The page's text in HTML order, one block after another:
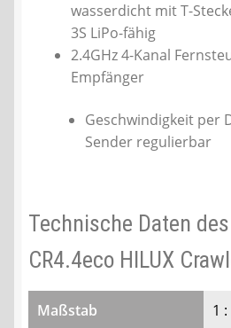
wasserdicht mit T-
3S LiPo-fähig
2.4GHz 4-Kanal
Empfänger
Geschwindigkeit per
Sender regulierbar
Technische Daten
CR4.4eco HILUX
Maßstab 1